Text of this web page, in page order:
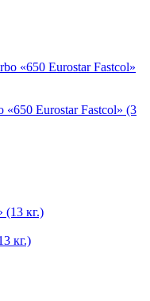
Eurostar Fastcol» (3
кг.)